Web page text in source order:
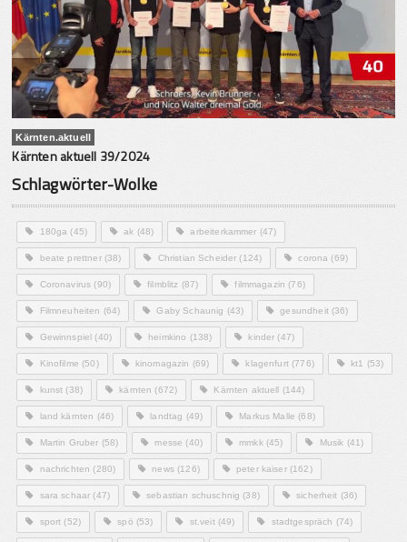
Kärnten.aktuell
Kärnten aktuell 39/2024
Schlagwörter-Wolke
180ga (45) ak (48) arbeiterkammer (47)
beate prettner(38) Christian Scheider (124) corona (69)
Coronavirus (90) filmblitz (87) filmmagazin (76)
Filmneuheiten (64) Gaby Schaunig (43) gesundheit(36)
Gewinnspiel (40) heimkino (138) kinder (47)
Kinofilme (50) kinomagazin (69) klagenfurt(776) kt1 (53)
kunst (38) kärnten (672) Kärnten aktuell (144)
land kärnten (46) landtag (49) Markus Malle (68)
Martin Gruber (58) messe (40) mmkk(45) Musik (41)
nachrichten (280) news(126) peter kaiser(162)
sara schaar (47) sebastian schuschnig (38) sicherheit (36)
sport (52) spö (53) st.veit(49) stadtgespräch (74)